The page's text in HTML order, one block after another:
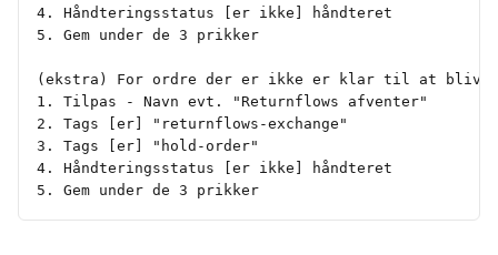
4. Håndteringsstatus [er ikke] håndteret
5. Gem under de 3 prikker
(ekstra) For ordre der er ikke er klar til at blive
1. Tilpas - Navn evt. "Returnflows afventer"
2. Tags [er] "returnflows-exchange"
3. Tags [er] "hold-order"
4. Håndteringsstatus [er ikke] håndteret
5. Gem under de 3 prikker